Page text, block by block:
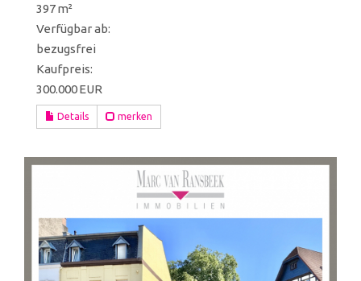
397 m²
Verfügbar ab:
bezugsfrei
Kaufpreis:
300.000 EUR
Details merken